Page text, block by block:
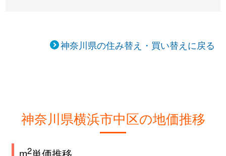
神奈川県の住み替え・買い替えに戻る
神奈川県横浜市中区の地価推移
2